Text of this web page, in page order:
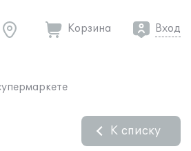
Корзина Вход
К списку